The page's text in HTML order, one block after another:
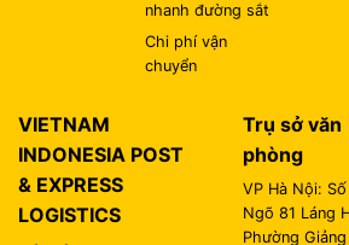
nhanh đường sắt
Chi phí vận
chuyển
VIETNAM
INDONESIA POST
& EXPRESS
LOGISTICS
Trụ sở văn
phòng
VP Hà Nội:
Ngõ 81 Láng
Phường Giảng